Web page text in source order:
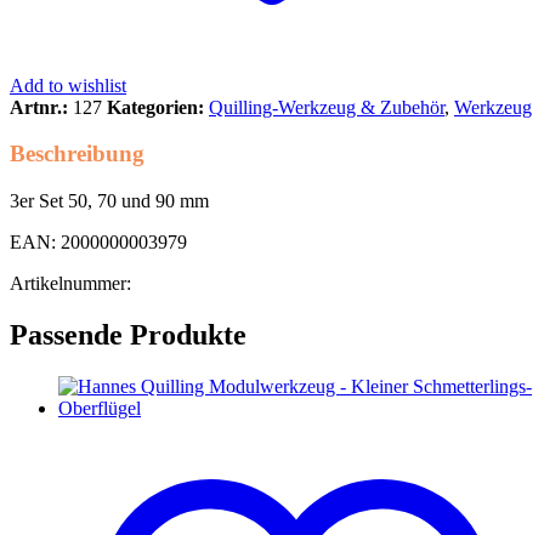
Add to wishlist
Artnr.: 127 Kategorien: Quilling-Werkzeug & Zubehör, Werkzeug
Beschreibung
3er Set 50, 70 und 90 mm
EAN: 2000000003979
Artikelnummer:
Passende Produkte